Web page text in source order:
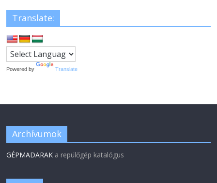
Translate:
Powered by Translate
Archívumok
GÉPMADARAK a repülőgép katalógus